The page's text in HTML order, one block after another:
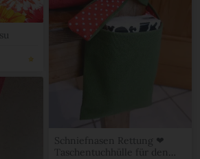
Schniefnasen Rettung ❤
Taschentuchhülle für den